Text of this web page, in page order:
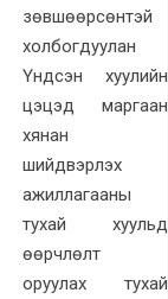
зөвшөөрсөнтэй
холбогдуулан
Үндсэн хуулийн
цэцэд маргаан
хянан
шийдвэрлэх
ажиллагааны
тухай хуульд
өөрчлөлт
оруулах тухай